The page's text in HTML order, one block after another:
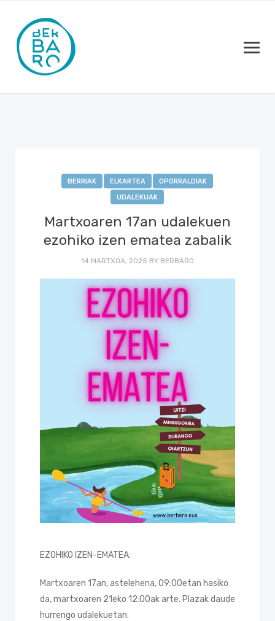
BERRIAK ELKARTEA
OPORRALDIAK
UDALEKUAK
Martxoaren 17an udalekuen
ezohiko izen ematea zabalik
14 MARTXOA, 2025 BY BERBARO
EZOHIKO IZEN-EMATEA:
Martxoaren 17an, astelehena, 09:00etan hasiko
da, martxoaren 21eko 12:00ak arte. Plazak daude
hurrengo udalekuetan: